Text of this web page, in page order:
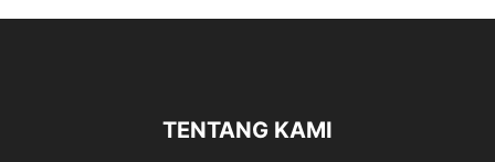
TENTANG KAMI